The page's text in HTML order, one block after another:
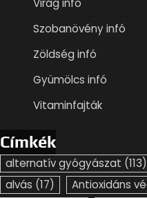
Virág infó
Szobanövény infó
Zöldség infó
Gyümölcs infó
Vitaminfajták
Címkék
alternatív gyógyászat (113)
alvás (17) Antioxidáns